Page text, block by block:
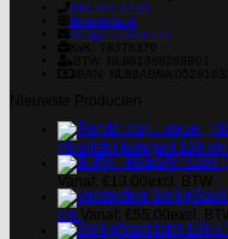
085 303 7179
ds-events.nl
info@ds-events.nl
plooitafel banquet 120 cm
cm